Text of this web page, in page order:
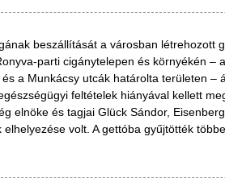
beszállítását a városban
parti cigánytelepen és környékén
a Munkácsy utcák határolta területen
feltételek hiányával kellett
elnöke és tagjai Glück Sándor,
volt. A gettóba gyűjtötték